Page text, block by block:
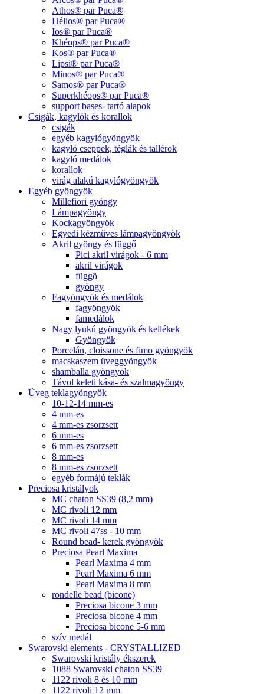
Athos® par Puca®
Hélios® par Puca®
Ios® par Puca®
Khéops® par Puca®
Kos® par Puca®
Lipsi® par Puca®
Minos® par Puca®
Samos® par Puca®
Superkhéops® par Puca®
support bases- tartó alapok
Csigák, kagylók és korallok
csigák
egyéb kagylógyöngyök
kagyló cseppek, téglák és tallérok
kagyló medálok
korallok
virág alakú kagylógyöngyök
Egyéb gyöngyök
Millefiori gyöngy
Lámpagyöngy
Kockagyöngyök
Egyedi kézműves lámpagyöngyök
Akril gyöngy és függő
Pici akril virágok - 6 mm
akril virágok
függõ
gyöngy
Fagyöngyök és medálok
fagyöngyök
famedálok
Nagy lyukú gyöngyök és kellékek
Gyöngyök
Porcelán, cloissone és fimo gyöngyök
macskaszem üveggyöngyök
shamballa gyöngyök
Távol keleti kása- és szalmagyöngy
Üveg teklagyöngyök
10-12-14 mm-es
4 mm-es
4 mm-es zsorzsett
6 mm-es
6 mm-es zsorzsett
8 mm-es
8 mm-es zsorzsett
egyéb formájú teklák
Preciosa kristályok
MC chaton SS39 (8,2 mm)
MC rivoli 12 mm
MC rivoli 14 mm
MC rivoli 47ss - 10 mm
Round bead- kerek gyöngyök
Preciosa Pearl Maxima
Pearl Maxima 4 mm
Pearl Maxima 6 mm
Pearl Maxima 8 mm
rondelle bead (bicone)
Preciosa bicone 3 mm
Preciosa bicone 4 mm
Preciosa bicone 5-6 mm
szív medál
Swarovski elements - CRYSTALLIZED
Swarovski kristály ékszerek
1088 Swarovski chaton SS39
1122 rivoli 8 és 10 mm
1122 rivoli 12 mm